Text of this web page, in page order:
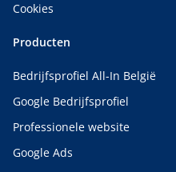
Cookies
Producten
Bedrijfsprofiel All-In België
Google Bedrijfsprofiel
Professionele website
Google Ads